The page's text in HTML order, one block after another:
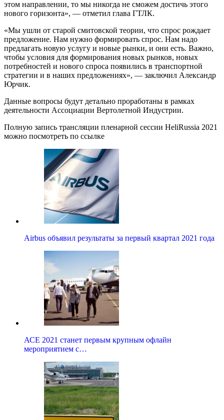
этом направлении, то мы никогда не сможем достичь этого
нового горизонта», — отметил глава ГТЛК.
«Мы ушли от старой смитовской теории, что спрос рождает
предложение. Нам нужно формировать спрос. Нам надо
предлагать новую услугу и новые рынки, и они есть. Важно,
чтобы условия для формирования новых рынков, новых
потребностей и нового спроса появились в транспортной
стратегии и в наших предложениях», — заключил Александр
Юрчик.
Данные вопросы будут детально проработаны в рамках
деятельности Ассоциации Вертолетной Индустрии.
Полную запись трансляции пленарной сессии HeliRussia 2021
можно посмотреть по ссылке
Airbus объявил результаты за первый квартал 2021 года
АСЕ 2021 станет первым крупным офлайн
мероприятием с…